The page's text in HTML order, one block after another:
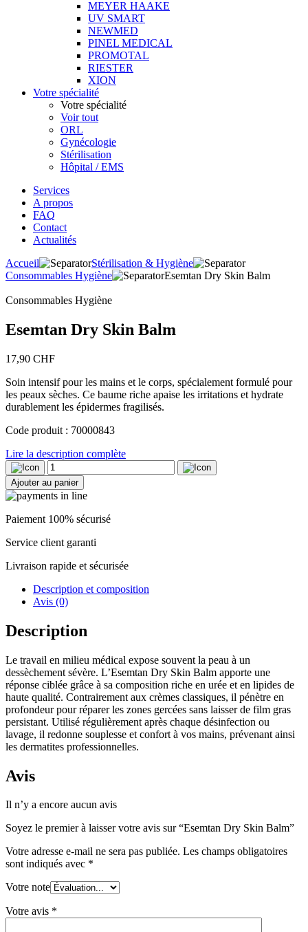
MEYER HAAKE
UV SMART
NEWMED
PINEL MEDICAL
PROMOTAL
RIESTER
XION
Votre spécialité
Votre spécialité
Voir tout
ORL
Gynécologie
Stérilisation
Hôpital / EMS
Services
A propos
FAQ
Contact
Actualités
Accueil
Stérilisation & Hygiène
Consommables Hygiène
Esemtan Dry Skin Balm
Consommables Hygiène
Esemtan Dry Skin Balm
17,90 CHF
Soin intensif pour les mains et le corps, spécialement formulé pour
les peaux sèches. Ce baume riche apaise les irritations et hydrate
durablement les épidermes fragilisés.
Code produit : 70000843
Lire la description complète
quantité
de
Esemtan
Dry
Skin
Ajouter au panier
Paiement 100% sécurisé
Service client garanti
Livraison rapide et sécurisée
Description et composition
Avis (0)
Description
Le travail en milieu médical expose souvent la peau à un
dessèchement sévère. L’Esemtan Dry Skin Balm apporte une
réponse ciblée grâce à sa composition riche en urée et en lipides de
haute qualité. Contrairement aux crèmes classiques, il pénètre en
profondeur pour réparer les zones gercées sans laisser de film gras
persistant. Utilisé régulièrement après chaque désinfection ou
lavage, il redonne souplesse et confort à vos mains, prévenant ainsi
les dermatites professionnelles.
Avis
Il n’y a encore aucun avis
Soyez le premier à laisser votre avis sur “Esemtan Dry Skin Balm”
Votre adresse e-mail ne sera pas publiée. Les champs obligatoires
sont indiqués avec *
Votre note
Votre avis *